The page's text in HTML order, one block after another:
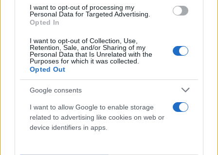
I want to opt-out of processing my
Personal Data for Targeted Advertising.
Opted In
I want to opt-out of Collection, Use,
Retention, Sale, and/or Sharing of my
Personal Data that Is Unrelated with the
Purposes for which it was collected.
Opted Out
Google consents
I want to allow Google to enable storage
related to advertising like cookies on web or
device identifiers in apps.
I prodotti abrasivi
Antincendio
Estintori
Valige pronto soccorso
Antinfortunistica
Calzature
Sicurezza, Protezione